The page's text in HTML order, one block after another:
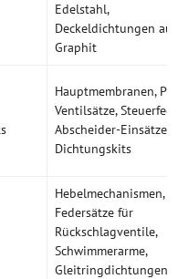
Edelstahl,
Deckeldichtungen aus
Graphit
Hauptmembranen,
Ventilsätze,
Abscheider-Einsätze,
Dichtungskits
Hebelmechanismen,
Federsätze für
Rückschlagventile,
Schwimmerarme,
Gleitringdichtungen